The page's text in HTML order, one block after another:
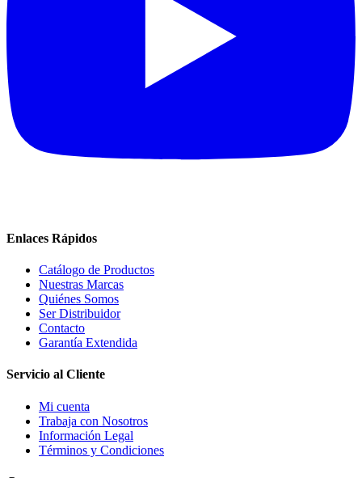
Enlaces Rápidos
Catálogo de Productos
Nuestras Marcas
Quiénes Somos
Ser Distribuidor
Contacto
Garantía Extendida
Servicio al Cliente
Mi cuenta
Trabaja con Nosotros
Información Legal
Términos y Condiciones